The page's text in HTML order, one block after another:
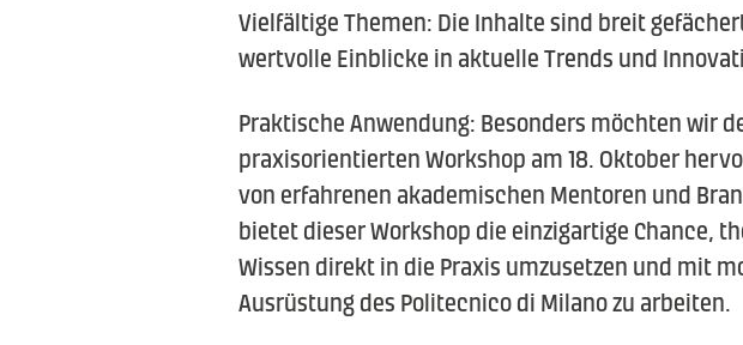
Vielfältige Themen: Die Inhalte sind breit
wertvolle Einblicke in aktuelle Trends und
Praktische Anwendung: Besonders möchten wir
praxisorientierten Workshop am 18. Oktober
von erfahrenen akademischen Mentoren und
bietet dieser Workshop die einzigartige Chance,
Wissen direkt in die Praxis umzusetzen und mit
Ausrüstung des Politecnico di Milano zu arbeiten.